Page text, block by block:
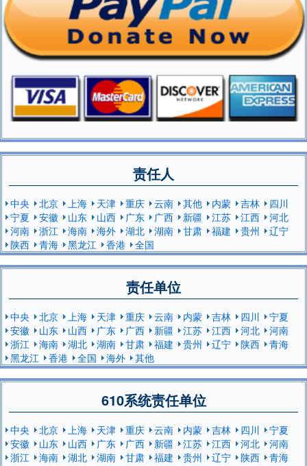
责任人
中央 北京 上海 天津 重庆 云南 其他 内蒙 吉林
四川
宁夏
安徽 山东 山西 广东 广西 新疆 江苏 江西
河北
河南
浙江 海南 海外 湖北 湖南 甘肃 福建 贵州
辽宁
陕西
青海 黑龙江 香港 全国
责任单位
中央 北京 上海 天津 重庆 云南 内蒙 吉林 四川
宁夏
安徽
山东 山西 广东 广西 新疆 江苏 江西 河北
河南
浙江
海南 湖北 湖南 甘肃 福建 贵州 辽宁 陕西
青海
黑龙江
香港 全国 海外 其他
610系统责任单位
中央 北京 上海 天津 重庆 云南 内蒙 吉林 四川
宁夏
安徽
山东 山西 广东 广西 新疆 江苏 江西 河北
河南
浙江
海南 湖北 湖南 甘肃 福建 贵州 辽宁 陕西
青海